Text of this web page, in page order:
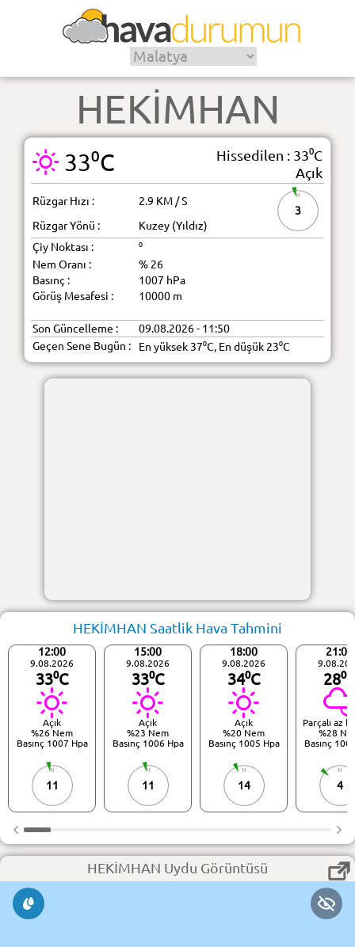
HEKİMHAN
33⁰C
Hissedilen : 33⁰C
Açık
Rüzgar Hızı : 2.9 KM / S
3
Rüzgar Yönü :
Kuzey (Yıldız)
Çiy Noktası :
⁰
Nem Oranı :
% 26
Basınç :
1007 hPa
Görüş Mesafesi :
10000 m
Son Güncelleme :
09.08.2026 - 11:50
Geçen Sene Bugün :
En yüksek 37⁰C, En düşük 23⁰C
HEKİMHAN Saatlik Hava Tahmini
12:00
9.08.2026
33⁰C
Açık
%26 Nem
Basınç 1007 Hpa
11
15:00
9.08.2026
33⁰C
Açık
%23 Nem
Basınç 1006 Hpa
11
18:00
9.08.2026
34⁰C
Açık
%20 Nem
Basınç 1005 Hpa
14
21:00
28⁰C
Parçalı az
%28
Basınç
4
HEKİMHAN Uydu Görüntüsü